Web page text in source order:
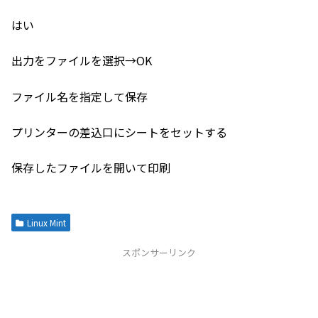
はい
出力をファイルを選択→OK
ファイル名を指定して保存
プリンターの差込口にシートをセットする
保存したファイルを開いて印刷
Linux Mint
スポンサーリンク